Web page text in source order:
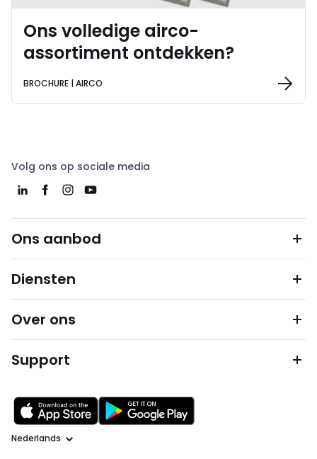
Ons volledige airco-
assortiment ontdekken?
BROCHURE | AIRCO
Volg ons op sociale media
Ons aanbod
Diensten
Over ons
Support
Taal